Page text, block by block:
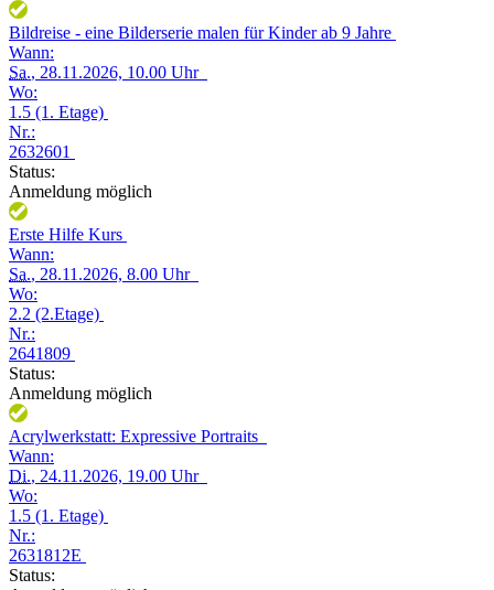
Bildreise - eine Bilderserie malen für Kinder ab 9 Jahre
Wann:
Sa., 28.11.2026, 10.00 Uhr
Wo:
1.5 (1. Etage)
Nr.:
2632601
Status:
Anmeldung möglich
Erste Hilfe Kurs
Wann:
Sa., 28.11.2026, 8.00 Uhr
Wo:
2.2 (2.Etage)
Nr.:
2641809
Status:
Anmeldung möglich
Acrylwerkstatt: Expressive Portraits
Wann:
Di., 24.11.2026, 19.00 Uhr
Wo:
1.5 (1. Etage)
Nr.:
2631812E
Status: